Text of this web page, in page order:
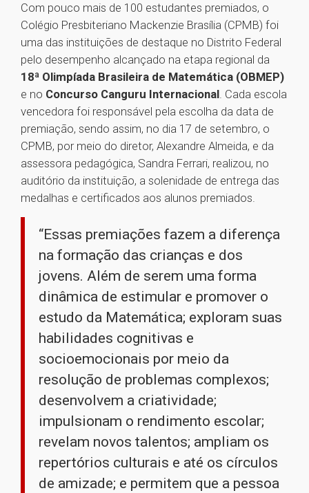
Com pouco mais de 100 estudantes premiados, o
Colégio Presbiteriano Mackenzie Brasília (CPMB) foi
uma das instituições de destaque no Distrito Federal
pelo desempenho alcançado na etapa regional da
18ª Olimpíada Brasileira de Matemática (OBMEP)
e no Concurso Canguru Internacional. Cada escola
vencedora foi responsável pela escolha da data de
premiação, sendo assim, no dia 17 de setembro, o
CPMB, por meio do diretor, Alexandre Almeida, e da
assessora pedagógica, Sandra Ferrari, realizou, no
auditório da instituição, a solenidade de entrega das
medalhas e certificados aos alunos premiados.
“Essas premiações fazem a diferença
na formação das crianças e dos
jovens. Além de serem uma forma
dinâmica de estimular e promover o
estudo da Matemática; exploram suas
habilidades cognitivas e
socioemocionais por meio da
resolução de problemas complexos;
desenvolvem a criatividade;
impulsionam o rendimento escolar;
revelam novos talentos; ampliam os
repertórios culturais e até os círculos
de amizade; e permitem que a pessoa